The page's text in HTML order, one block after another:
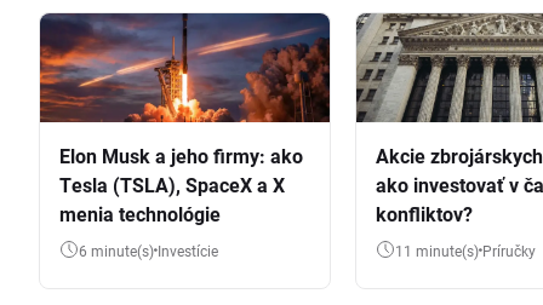
Elon Musk a jeho firmy: ako
Tesla (TSLA), SpaceX a X
menia technológie
6 minute(s) Investície
Akcie
ako investovať v
konfliktov?
11 minute(s) Príručky